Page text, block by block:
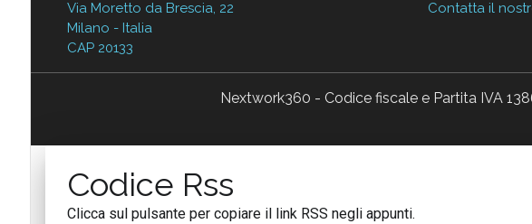
Via Moretto da Brescia, 22
Milano - Italia
CAP 20133
Contatta il
Nextwork360 - Codice fiscale e Partita IVA
Codice Rss
Clicca sul pulsante per copiare il link RSS negli appunti.